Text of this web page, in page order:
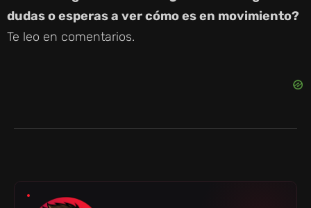
dudas o esperas a ver cómo es en movimiento?
Te leo en comentarios.